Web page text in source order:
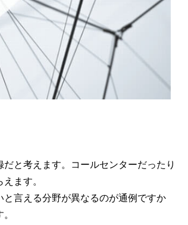
と考えます。コールセンターだったり
ます。
言える分野が異なるのが通例ですか